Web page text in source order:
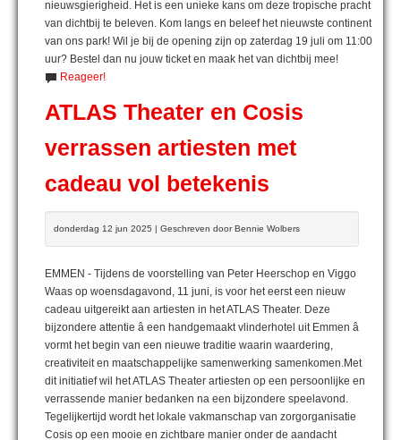
nieuwsgierigheid. Het is een unieke kans om deze tropische pracht
van dichtbij te beleven. Kom langs en beleef het nieuwste continent
van ons park! Wil je bij de opening zijn op zaterdag 19 juli om 11:00
uur? Bestel dan nu jouw ticket en maak het van dichtbij mee!
Reageer!
ATLAS Theater en Cosis
verrassen artiesten met
cadeau vol betekenis
donderdag 12 jun 2025 | Geschreven door Bennie Wolbers
EMMEN - Tijdens de voorstelling van Peter Heerschop en Viggo
Waas op woensdagavond, 11 juni, is voor het eerst een nieuw
cadeau uitgereikt aan artiesten in het ATLAS Theater. Deze
bijzondere attentie â een handgemaakt vlinderhotel uit Emmen â
vormt het begin van een nieuwe traditie waarin waardering,
creativiteit en maatschappelijke samenwerking samenkomen.Met
dit initiatief wil het ATLAS Theater artiesten op een persoonlijke en
verrassende manier bedanken na een bijzondere speelavond.
Tegelijkertijd wordt het lokale vakmanschap van zorgorganisatie
Cosis op een mooie en zichtbare manier onder de aandacht